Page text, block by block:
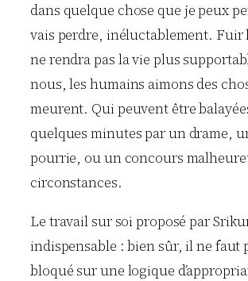
dans quelque chose que je peux
vais perdre, inéluctablement. Fuir
ne rendra pas la vie plus
nous, les humains aimons des
meurent. Qui peuvent être
quelques minutes par un drame,
pourrie, ou un concours
circonstances.
Le travail sur soi proposé par
indispensable : bien sûr, il ne faut
bloqué sur une logique